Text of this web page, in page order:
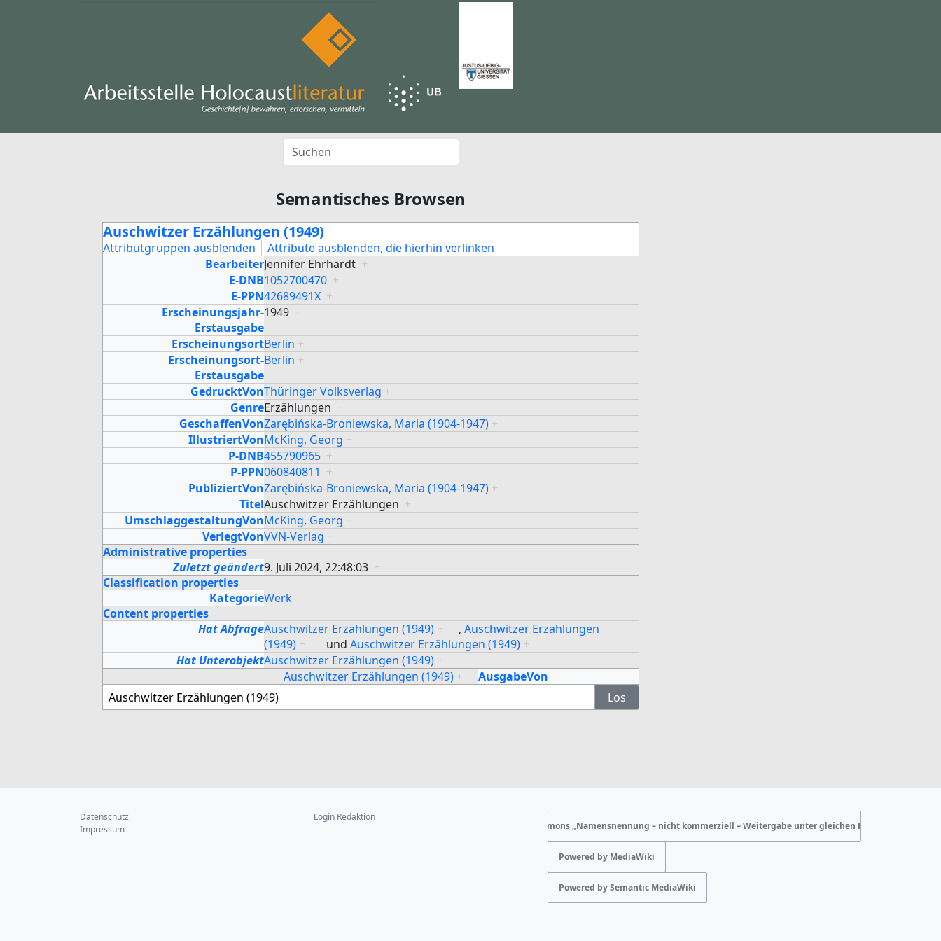
Semantisches Browsen
Auschwitzer Erzählungen (1949)
Attributgruppen ausblenden
Attribute ausblenden, die hierhin verlinken
BearbeiterJennifer Ehrhardt +
E-DNB1052700470 +
E-PPN42689491X +
Erscheinungsjahr-
Erstausgabe
1949 +
ErscheinungsortBerlin +
Erscheinungsort-
Erstausgabe
Berlin +
GedrucktVonThüringer Volksverlag +
GenreErzählungen +
GeschaffenVonZarębińska-Broniewska, Maria (1904-1947) +
IllustriertVonMcKing, Georg +
P-DNB455790965 +
P-PPN060840811 +
PubliziertVonZarębińska-Broniewska, Maria (1904-1947) +
TitelAuschwitzer Erzählungen +
UmschlaggestaltungVonMcKing, Georg +
VerlegtVonVVN-Verlag +
Administrative properties
Zuletzt geändert9. Juli 2024, 22:48:03 +
Classification properties
KategorieWerk
Content properties
Hat AbfrageAuschwitzer Erzählungen (1949) + , Auschwitzer Erzählungen
(1949) + und Auschwitzer Erzählungen (1949) +
Hat UnterobjektAuschwitzer Erzählungen (1949) +
AusgabeVon
Auschwitzer Erzählungen (1949) +
Datenschutz
Impressum
Login Redaktion
Creative Commons „Namensnennung – nicht kommerziell – Weitergabe unter gleichen Bedingungen“
Powered by MediaWiki
Powered by Semantic MediaWiki